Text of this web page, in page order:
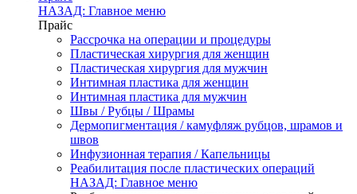
НАЗАД: Главное меню
Прайс
Рассрочка на операции и процедуры
Пластическая хирургия для женщин
Пластическая хирургия для мужчин
Интимная пластика для женщин
Интимная пластика для мужчин
Швы / Рубцы / Шрамы
Дермопигментация / камуфляж рубцов, шрамов и
швов
Инфузионная терапия / Капельницы
Реабилитация после пластических операций
НАЗАД: Главное меню